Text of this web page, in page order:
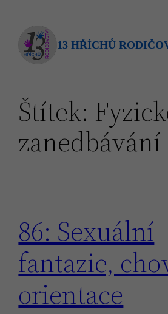
obsah
13 HŘÍCHŮ
Štítek:
zanedbávání
86: Sexuální
fantazie,
orientace